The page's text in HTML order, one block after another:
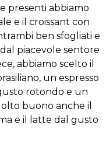
presenti abbiamo
e il croissant con
ben sfogliati e
piacevole sentore
abbiamo scelto il
un espresso
rotondo e un
buono anche il
e il latte dal gusto